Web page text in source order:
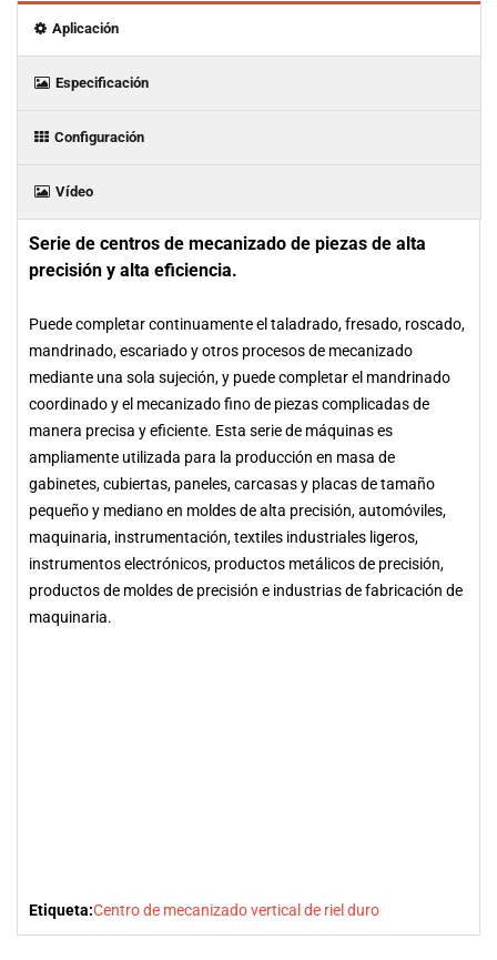
Aplicación
Especificación
Configuración
Vídeo
Serie de centros de mecanizado de piezas de alta
precisión y alta eficiencia.
Puede completar continuamente el taladrado, fresado, roscado,
mandrinado, escariado y otros procesos de mecanizado
mediante una sola sujeción, y puede completar el mandrinado
coordinado y el mecanizado fino de piezas complicadas de
manera precisa y eficiente. Esta serie de máquinas es
ampliamente utilizada para la producción en masa de
gabinetes, cubiertas, paneles, carcasas y placas de tamaño
pequeño y mediano en moldes de alta precisión, automóviles,
maquinaria, instrumentación, textiles industriales ligeros,
instrumentos electrónicos, productos metálicos de precisión,
productos de moldes de precisión e industrias de fabricación de
maquinaria.
Etiqueta:Centro de mecanizado vertical de riel duro